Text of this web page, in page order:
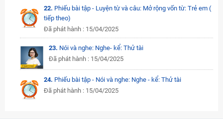
22. Phiếu bài tập - Luyện từ và câu: Mở rộng vốn từ: Trẻ em (
tiếp theo)
Đã phát hành : 15/04/2025
23. Nói và nghe: Nghe- kể: Thử tài
Đã phát hành : 15/04/2025
24. Phiếu bài tập - Nói và nghe: Nghe - kể: Thử tài
Đã phát hành : 15/04/2025